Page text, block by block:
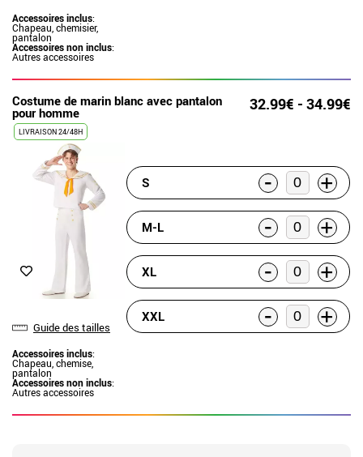
Accessoires inclus:
Chapeau, chemisier,
pantalon
Accessoires non inclus:
Autres accessoires
Costume de marin blanc avec pantalon
pour homme 32.99€ - 34.99€
LIVRAISON 24/48H
Guide des tailles
Accessoires inclus:
Chapeau, chemise,
pantalon
Accessoires non inclus:
Autres accessoires
S - +
M-L - +
XL - +
XXL - +